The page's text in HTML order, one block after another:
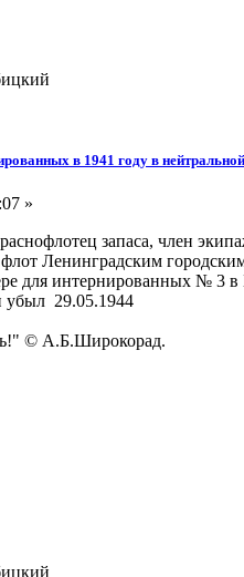
в 1941 году в
»
запаса, член
флот Ленинградским
для интернированных № 3 в
убыл 29.05.1944
© А.Б.Широкорад.